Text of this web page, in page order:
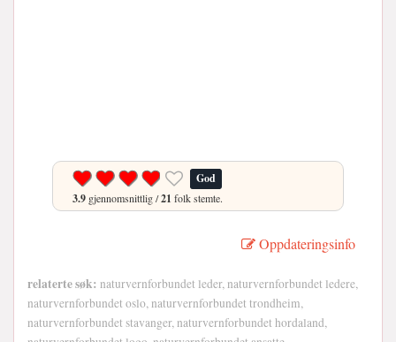
God
3.9 gjennomsnittlig /21 folk stemte.
Oppdateringsinfo
relaterte søk: naturvernforbundet leder, naturvernforbundet ledere,
naturvernforbundet oslo, naturvernforbundet trondheim,
naturvernforbundet stavanger, naturvernforbundet hordaland,